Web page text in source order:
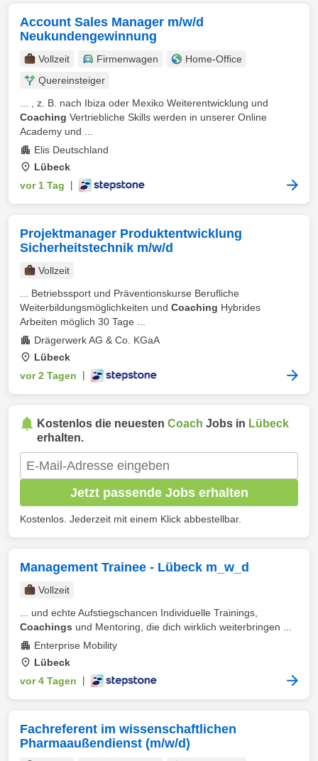
Account Sales Manager m/w/d
Neukundengewinnung
Vollzeit Firmenwagen
Home-Office
Quereinsteiger
... , z. B. nach Ibiza oder Mexiko Weiterentwicklung und
Coaching Vertriebliche Skills werden in unserer Online
Academy und ...
Elis Deutschland
Lübeck
vor 1 Tag
Projektmanager Produktentwicklung
Sicherheitstechnik m/w/d
Vollzeit
... Betriebssport und Präventionskurse Berufliche
Weiterbildungsmöglichkeiten und Coaching Hybrides
Arbeiten möglich 30 Tage ...
Drägerwerk AG & Co. KGaA
Lübeck
vor 2 Tagen
Kostenlos die neuesten Coach Jobs in Lübeck
erhalten.
Jetzt passende Jobs erhalten
Kostenlos. Jederzeit mit einem Klick abbestellbar.
Management Trainee - Lübeck m_w_d
Vollzeit
... und echte Aufstiegschancen Individuelle Trainings,
Coachings und Mentoring, die dich wirklich weiterbringen ...
Enterprise Mobility
Lübeck
vor 4 Tagen
Fachreferent im wissenschaftlichen
Pharmaaußendienst (m/w/d)